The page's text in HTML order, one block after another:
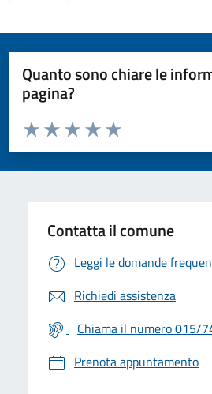
Quanto sono chiare le
pagina?
Valuta da 1 a 5 stelle la pagina
Valuta 5 stelle su 5
Valuta 4 stelle su 5
Valuta 3 stelle su 5
Valuta 2 stelle su 5
Valuta 1 stelle su 5
Contatta il comune
Leggi le domande
Richiedi assistenza
Chiama il numero 015/
Prenota appuntamento